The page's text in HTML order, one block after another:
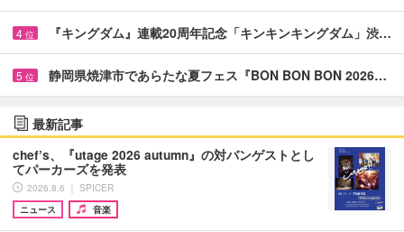
4 位 『キングダム』連載20周年記念「キンキンキングダム」渋…
5 位 静岡県焼津市であらたな夏フェス『BON BON BON 2026…
最新記事
chef’s、『utage 2026 autumn』の対バンゲストとし
てパーカーズを発表
2026.8.6 ｜ SPICER
ニュース
音楽